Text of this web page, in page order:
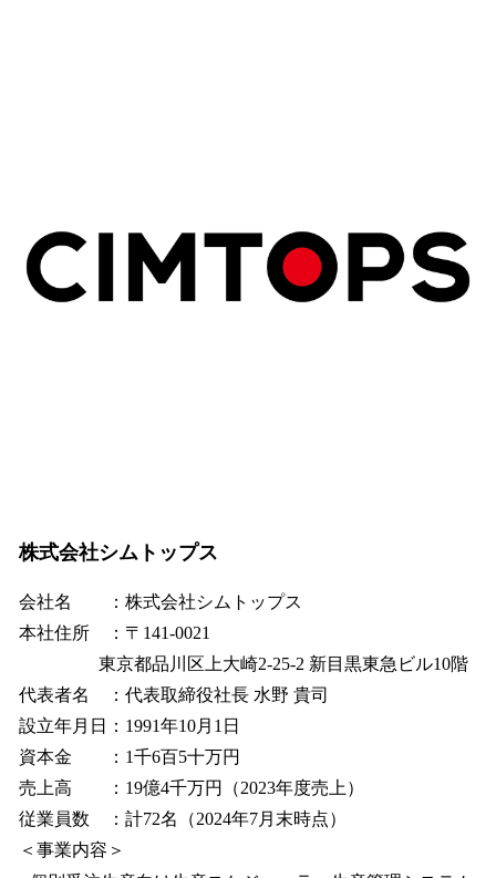
株式会社シムトップス
会社名 ：株式会社シムトップス
本社住所 ：〒141-0021
東京都品川区上大崎2-25-2 新目黒東急ビル10階
代表者名 ：代表取締役社長 水野 貴司
設立年月日：1991年10月1日
資本金 ：1千6百5十万円
売上高 ：19億4千万円（2023年度売上）
従業員数 ：計72名（2024年7月末時点）
＜事業内容＞